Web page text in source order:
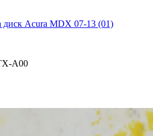
диск Acura MDX 07-13 (01)
A00